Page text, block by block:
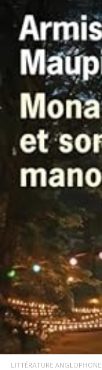
LITTÉRATURE ANGLOPHONE